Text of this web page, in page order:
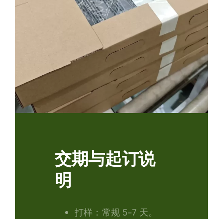
交期与起订说
明
打样 ：常规 5–7 天。